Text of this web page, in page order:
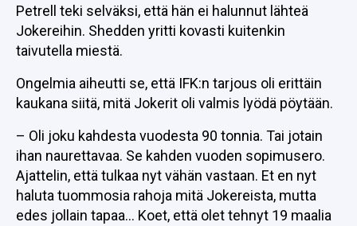
Petrell teki selväksi, että hän ei halunnut lähteä
Jokereihin. Shedden yritti kovasti kuitenkin
taivutella miestä.
Ongelmia aiheutti se, että IFK:n tarjous oli erittäin
kaukana siitä, mitä Jokerit oli valmis lyödä pöytään.
– Oli joku kahdesta vuodesta 90 tonnia. Tai jotain
ihan naurettavaa. Se kahden vuoden sopimusero.
Ajattelin, että tulkaa nyt vähän vastaan. Et en nyt
haluta tuommosia rahoja mitä Jokereista, mutta
edes jollain tapaa… Koet, että olet tehnyt 19 maalia